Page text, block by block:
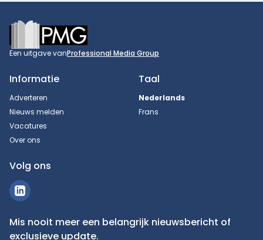
Footer
Een uitgave vanProfessional Media Group
Informatie
Adverteren
Nieuws melden
Vacatures
Over ons
Taal
Nederlands
Frans
Volg ons
Mis nooit meer een belangrijk nieuwsbericht of
exclusieve update.